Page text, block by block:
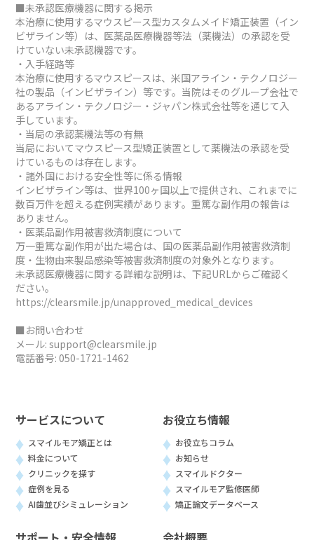
■未承認医療機器に関する掲示
本治療に使用するマウスピース型カスタムメイド矯正装置（イン
ビザライン等）は、医薬品医療機器等法（薬機法）の承認を受
けていない未承認機器です。
・入手経路等
本治療に使用するマウスピースは、米国アライン・テクノロジー
社の製品（インビザライン）等です。当院はそのグループ会社で
あるアライン・テクノロジー・ジャパン株式会社等を通じて入
手しています。
・当局の承認薬機法等の有無
当局においてマウスピース型矯正装置として薬機法の承認を受
けているものは存在します。
・諸外国における安全性等に係る情報
インビザライン等は、世界100ヶ国以上で提供され、これまでに
数百万件を超える症例実績があります。重篤な副作用の報告は
ありません。
・医薬品副作用被害救済制度について
万一重篤な副作用が出た場合は、国の医薬品副作用被害救済制
度・生物由来製品感染等被害救済制度の対象外となります。
未承認医療機器に関する詳細な説明は、下記URLからご確認く
ださい。
https://clearsmile.jp/unapproved_medical_devices
■お問い合わせ
メール: support@clearsmile.jp
電話番号: 050-1721-1462
サービスについて
スマイルモア矯正とは
料金について
クリニックを探す
症例を見る
AI歯並びシミュレーション
お役立ち情報
お役立ちコラム
お知らせ
スマイルドクター
スマイルモア監修医師
矯正論文データベース